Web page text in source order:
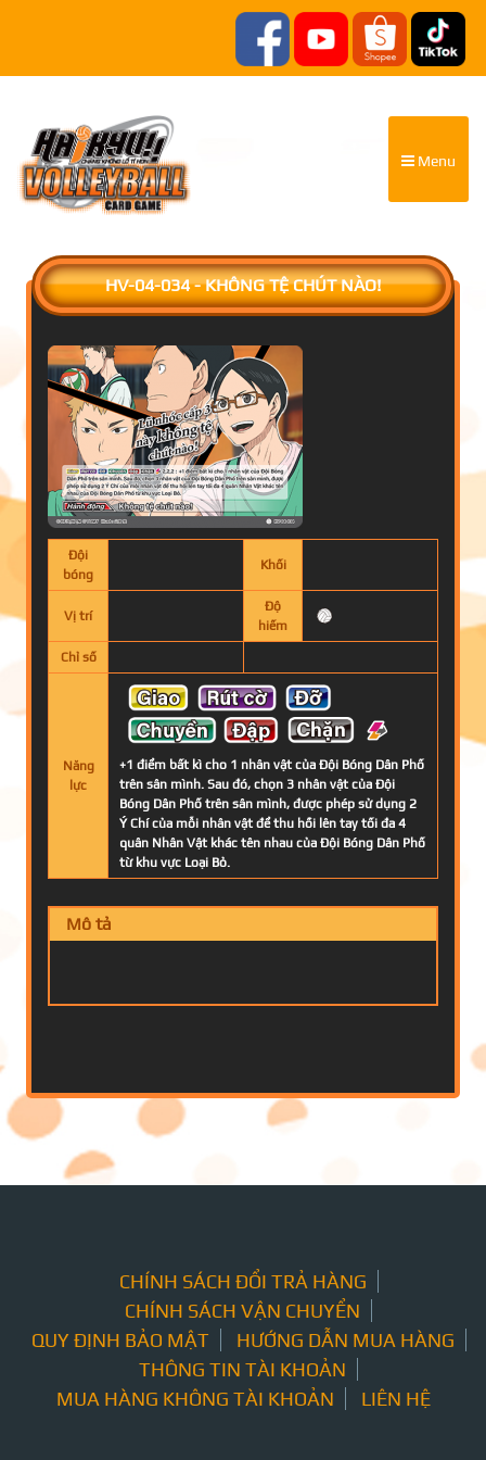
Menu
HV-04-034 - KHÔNG TỆ CHÚT NÀO!
Đội
bóng
Khối
Vị trí
Độ
hiếm
Chỉ số
Năng
lực
+1 điểm bất kì cho 1 nhân vật của Đội Bóng Dân Phố
trên sân mình. Sau đó, chọn 3 nhân vật của Đội
Bóng Dân Phố trên sân mình, được phép sử dụng 2
Ý Chí của mỗi nhân vật để thu hồi lên tay tối đa 4
quân Nhân Vật khác tên nhau của Đội Bóng Dân Phố
từ khu vực Loại Bỏ.
Mô tả
CHÍNH SÁCH ĐỔI TRẢ HÀNG
CHÍNH SÁCH VẬN CHUYỂN
QUY ĐỊNH BẢO MẬT
HƯỚNG DẪN MUA HÀNG
THÔNG TIN TÀI KHOẢN
MUA HÀNG KHÔNG TÀI KHOẢN
LIÊN HỆ